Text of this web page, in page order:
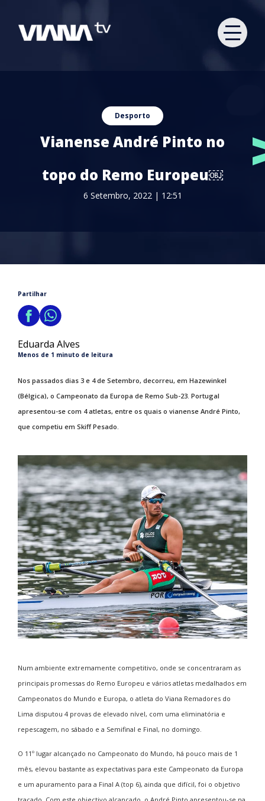
Desporto
Vianense André Pinto no
topo do Remo Europeu￼
6 Setembro, 2022 | 12:51
Partilhar
Eduarda Alves
Menos de 1 minuto de leitura
Nos passados dias 3 e 4 de Setembro, decorreu, em Hazewinkel
(Bélgica), o Campeonato da Europa de Remo Sub-23. Portugal
apresentou-se com 4 atletas, entre os quais o vianense André Pinto,
que competiu em Skiff Pesado.
Num ambiente extremamente competitivo, onde se concentraram as
principais promessas do Remo Europeu e vários atletas medalhados em
Campeonatos do Mundo e Europa, o atleta do Viana Remadores do
Lima disputou 4 provas de elevado nível, com uma eliminatória e
repescagem, no sábado e a Semifinal e Final, no domingo.
O 11º lugar alcançado no Campeonato do Mundo, há pouco mais de 1
mês, elevou bastante as expectativas para este Campeonato da Europa
e um apuramento para a Final A (top 6), ainda que difícil, foi o objetivo